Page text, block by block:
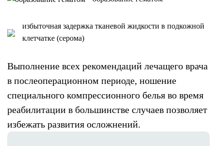
избыточная задержка тканевой жидкости в подкожной
клетчатке (серома)
Выполнение всех рекомендаций лечащего врача
в послеоперационном периоде, ношение
специального компрессионного белья во время
реабилитации в большинстве случаев позволяет
избежать развития осложнений.